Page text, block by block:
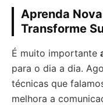
Aprenda
Transforme
É muito importante
para o dia a dia.
técnicas que
melhora a